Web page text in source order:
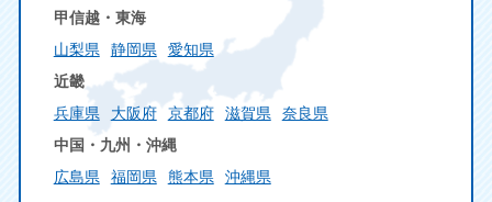
甲信越・東海
山梨県
静岡県
愛知県
近畿
兵庫県
大阪府 京都府 滋賀県
奈良県
中国・九州・沖縄
広島県
福岡県 熊本県 沖縄県